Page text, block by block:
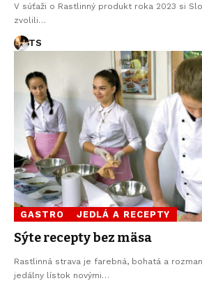
V súťaži o Rastlinný produkt roka 2023 si
zvolili…
TS
GASTRO JEDLÁ A RECEPTY
Sýte recepty bez mäsa
Rastlinná strava je farebná, bohatá a
jedálny lístok novými…